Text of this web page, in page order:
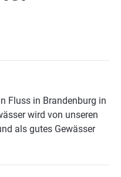
Fluss in Brandenburg in
wird von unseren
als gutes Gewässer